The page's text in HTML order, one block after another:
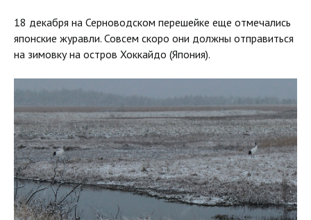
18 декабря на Серноводском перешейке еще отмечались
японские журавли. Совсем скоро они должны отправиться
на зимовку на остров Хоккайдо (Япония).